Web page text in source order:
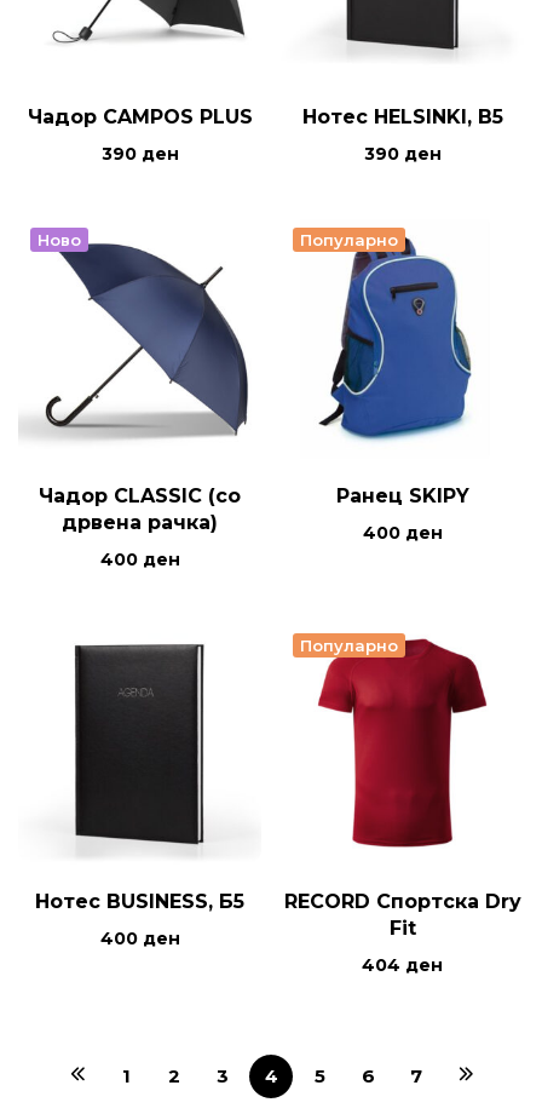
Чадор CAMPOS PLUS
390 ден
Нотес HELSINKI, B5
390 ден
Ново
Чадор CLASSIC (со
дрвена рачка)
400 ден
Популарно
Ранец SKIPY
400 ден
Нотес BUSINESS, Б5
400 ден
Популарно
RECORD Спортска Dry
Fit
404 ден
1 2 3 4 5 6 7